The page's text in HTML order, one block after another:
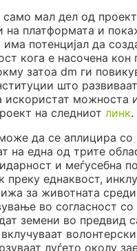
мал дел од
на платформата и
има потенцијал да
кога е насочена кон
затоа dm ги
што
искористат можноста
на следниот линк.
да се аплицира со
на една од трите
и меѓусебна
преку еднаквост,
за животната
во согласност со
земени во предвид
волонтерски
луѓето околу